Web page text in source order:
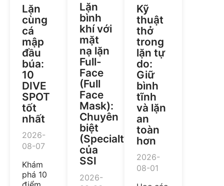
Lặn
cùng
cá
mập
đầu
búa:
10
DIVE
SPOT
tốt
nhất
2026-
08-07
Khám
phá 10
Lặn
bình
khí với
mặt
nạ lặn
Full-
Face
(Full
Face
Mask):
Chuyên
biệt
(Specialty)
của
SSI
2026-
Kỹ
thuật
thở
trong
lặn tự
do:
Giữ
bình
tĩnh
và lặn
an
toàn
hơn
2026-
08-01